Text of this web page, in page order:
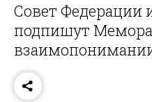
Совет Федерации
подпишут